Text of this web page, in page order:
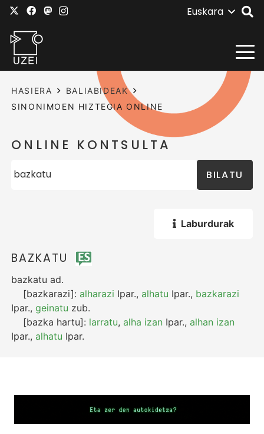
Euskara
HASIERA
BALIABIDEAK
SINONIMOEN HIZTEGIA ONLINE
ONLINE KONTSULTA
BILATU
Laburdurak
BAZKATU
bazkatu ad.
[bazkarazi]:alharazi Ipar.,alhatu Ipar., bazkarazi
Ipar.,geinatu zub.
[bazka hartu]: larratu,alha izan Ipar.,alhan izan
Ipar.,alhatu Ipar.